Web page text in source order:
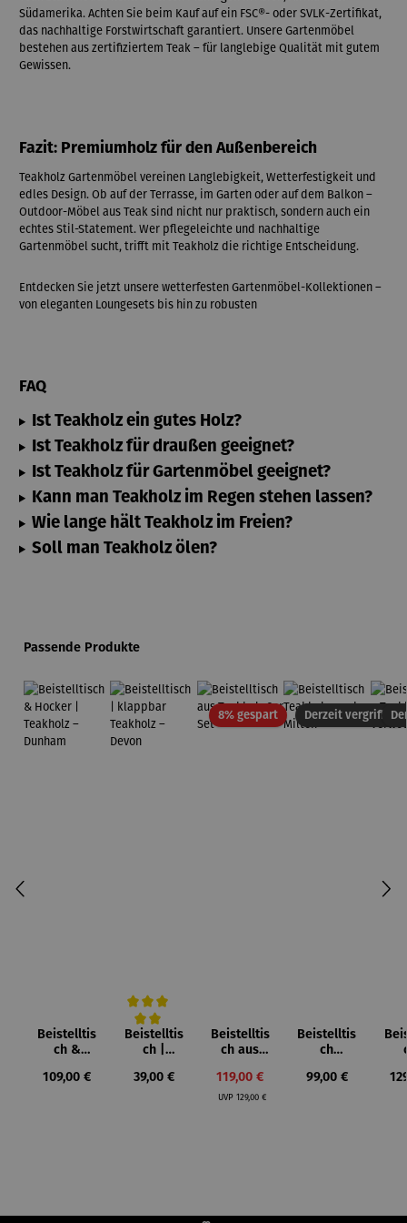
Südamerika. Achten Sie beim Kauf auf ein FSC®- oder SVLK-Zertifikat,
das nachhaltige Forstwirtschaft garantiert. Unsere Gartenmöbel
bestehen aus zertifiziertem Teak – für langlebige Qualität mit gutem
Gewissen.
Fazit: Premiumholz für den Außenbereich
Teakholz Gartenmöbel vereinen Langlebigkeit, Wetterfestigkeit und
edles Design. Ob auf der Terrasse, im Garten oder auf dem Balkon –
Outdoor-Möbel aus Teak sind nicht nur praktisch, sondern auch ein
echtes Stil-Statement. Wer pflegeleichte und nachhaltige
Gartenmöbel sucht, trifft mit Teakholz die richtige Entscheidung.
Entdecken Sie jetzt unsere wetterfesten Gartenmöbel-Kollektionen –
von eleganten Loungesets bis hin zu robusten
FAQ
Ist Teakholz ein gutes Holz?
Ist Teakholz für draußen geeignet?
Ist Teakholz für Gartenmöbel geeignet?
Kann man Teakholz im Regen stehen lassen?
Wie lange hält Teakholz im Freien?
Soll man Teakholz ölen?
Produktgalerie überspringen
Passende Produkte
Beistelltis
ch &
Teakholz –
Regulärer Preis:
109,00 €
Durchschnittliche Bewertung von 5 von 5 Sternen
Beistelltis
ch |
Teakholz –
Regulärer Preis:
39,00 €
8% gespartRabatt
Beistelltis
ch aus
3er Set
Verkaufspreis:
119,00 €
UVP Regulärer Preis:
129,00 €
Derzeit vergriffen
Beistelltis
ch
rund –
Regulärer Preis:
99,00 €